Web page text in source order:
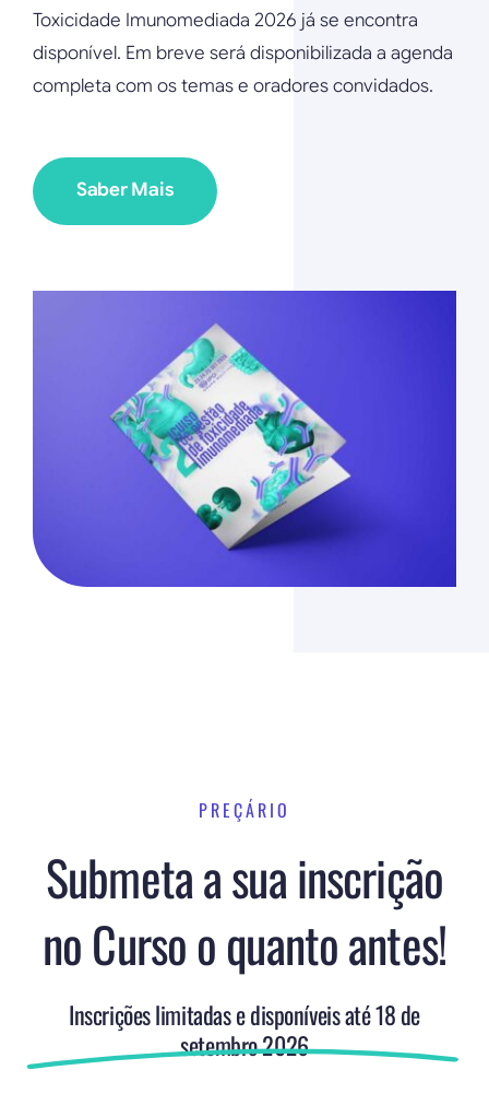
Toxicidade Imunomediada 2026 já se encontra
disponível. Em breve será disponibilizada a agenda
completa com os temas e oradores convidados.
Saber Mais
PREÇÁRIO
Submeta a sua inscrição
no Curso o quanto antes!
Inscrições limitadas e disponíveis até 18 de
setembro 2026